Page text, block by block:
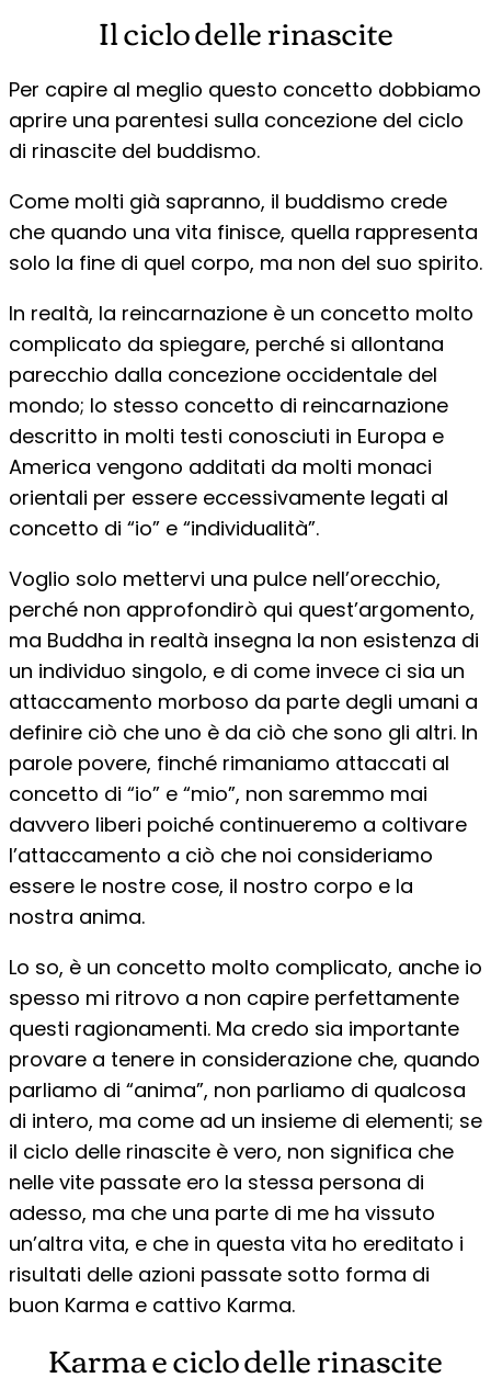
Il ciclo delle rinascite
Per capire al meglio questo concetto dobbiamo
aprire una parentesi sulla concezione del ciclo
di rinascite del buddismo.
Come molti già sapranno, il buddismo crede
che quando una vita finisce, quella rappresenta
solo la fine di quel corpo, ma non del suo spirito.
In realtà, la reincarnazione è un concetto molto
complicato da spiegare, perché si allontana
parecchio dalla concezione occidentale del
mondo; lo stesso concetto di reincarnazione
descritto in molti testi conosciuti in Europa e
America vengono additati da molti monaci
orientali per essere eccessivamente legati al
concetto di “io” e “individualità”.
Voglio solo mettervi una pulce nell’orecchio,
perché non approfondirò qui quest’argomento,
ma Buddha in realtà insegna la non esistenza di
un individuo singolo, e di come invece ci sia un
attaccamento morboso da parte degli umani a
definire ciò che uno è da ciò che sono gli altri. In
parole povere, finché rimaniamo attaccati al
concetto di “io” e “mio”, non saremmo mai
davvero liberi poiché continueremo a coltivare
l’attaccamento a ciò che noi consideriamo
essere le nostre cose, il nostro corpo e la
nostra anima.
Lo so, è un concetto molto complicato, anche io
spesso mi ritrovo a non capire perfettamente
questi ragionamenti. Ma credo sia importante
provare a tenere in considerazione che, quando
parliamo di “anima”, non parliamo di qualcosa
di intero, ma come ad un insieme di elementi; se
il ciclo delle rinascite è vero, non significa che
nelle vite passate ero la stessa persona di
adesso, ma che una parte di me ha vissuto
un’altra vita, e che in questa vita ho ereditato i
risultati delle azioni passate sotto forma di
buon Karma e cattivo Karma.
Karma e ciclo delle rinascite